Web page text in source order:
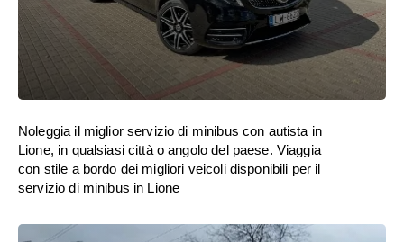
Noleggia il miglior servizio di minibus con autista in
Lione, in qualsiasi città o angolo del paese. Viaggia
con stile a bordo dei migliori veicoli disponibili per il
servizio di minibus in Lione